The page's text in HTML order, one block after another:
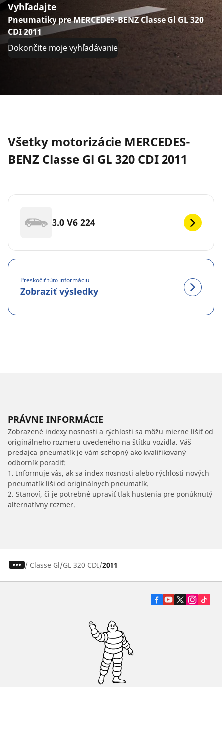
Vyhľadajte
Pneumatiky pre MERCEDES-BENZ Classe Gl GL 320
CDI 2011
Dokončite moje vyhľadávanie
Všetky motorizácie MERCEDES-
BENZ Classe Gl GL 320 CDI 2011
3.0 V6 224
Preskočiť túto informáciu
Zobraziť výsledky
PRÁVNE INFORMÁCIE
Zobrazené indexy nosnosti a rýchlosti sa môžu mierne líšiť od
originálneho rozmeru uvedeného na štítku vozidla. Váš
predajca pneumatík je vám schopný ako kvalifikovaný
odborník poradiť:
1. Informuje vás, ak sa index nosnosti alebo rýchlosti nových
pneumatík líši od originálnych pneumatík.
2. Stanoví, či je potrebné upraviť tlak hustenia pre ponúknutý
alternatívny rozmer.
/ Classe Gl GL 320 CDI 2011